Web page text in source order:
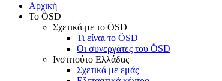
Αρχική
Το ÖSD
Σχετικά με το ÖSD
Τι είναι το ÖSD
Οι συνεργάτες του ÖSD
Ινστιτούτο Ελλάδας
Σχετικά με εμάς